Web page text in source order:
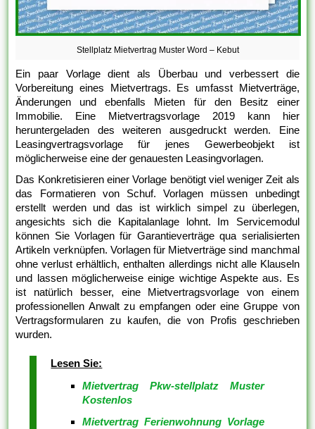
Stellplatz Mietvertrag Muster Word – Kebut
Ein paar Vorlage dient als Überbau und verbessert die
Vorbereitung eines Mietvertrags. Es umfasst Mietverträge,
Änderungen und ebenfalls Mieten für den Besitz einer
Immobilie. Eine Mietvertragsvorlage 2019 kann hier
heruntergeladen des weiteren ausgedruckt werden. Eine
Leasingvertragsvorlage für jenes Gewerbeobjekt ist
möglicherweise eine der genauesten Leasingvorlagen.
Das Konkretisieren einer Vorlage benötigt viel weniger Zeit als
das Formatieren von Schuf. Vorlagen müssen unbedingt
erstellt werden und das ist wirklich simpel zu überlegen,
angesichts sich die Kapitalanlage lohnt. Im Servicemodul
können Sie Vorlagen für Garantieverträge qua serialisierten
Artikeln verknüpfen. Vorlagen für Mietverträge sind manchmal
ohne verlust erhältlich, enthalten allerdings nicht alle Klauseln
und lassen möglicherweise einige wichtige Aspekte aus. Es
ist natürlich besser, eine Mietvertragsvorlage von einem
professionellen Anwalt zu empfangen oder eine Gruppe von
Vertragsformularen zu kaufen, die von Profis geschrieben
wurden.
Lesen Sie:
Mietvertrag Pkw-stellplatz Muster
Kostenlos
Mietvertrag Ferienwohnung Vorlage